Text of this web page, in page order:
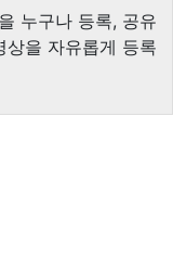
누구나 등록, 공유
상을 자유롭게 등록